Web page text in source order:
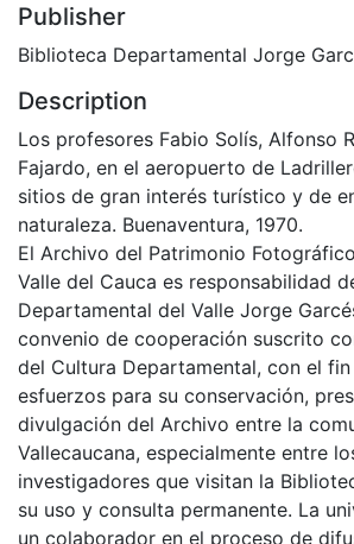
Publisher
Biblioteca Departamental Jorge
Description
Los profesores Fabio Solís, Alfonso
Fajardo, en el aeropuerto de
sitios de gran interés turístico y de
naturaleza. Buenaventura, 1970.
El Archivo del Patrimonio
Valle del Cauca es responsabilidad
Departamental del Valle Jorge
convenio de cooperación suscrito
del Cultura Departamental, con el
esfuerzos para su conservación,
divulgación del Archivo entre la
Vallecaucana, especialmente entre
investigadores que visitan la
su uso y consulta permanente. La
un colaborador en el proceso de